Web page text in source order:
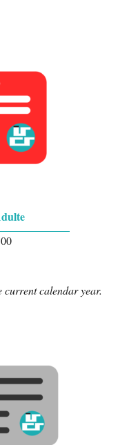
calendar year.